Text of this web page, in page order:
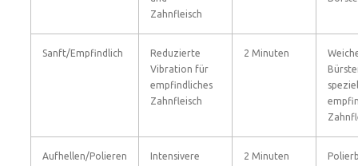
Zahnfleisch
Sanft/Empfindlich
Reduzierte
Vibration für
empfindliches
Zahnfleisch
2 Minuten
Aufhellen/Polieren
Intensivere
2 Minuten